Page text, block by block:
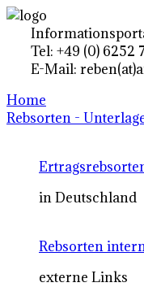
Tel: +49 (0) 6252
E-Mail:
Home
Rebsorten -
in Deutschland
Rebsorten
externe Links